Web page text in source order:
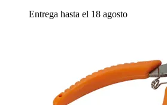
Entrega hasta el 18 agosto